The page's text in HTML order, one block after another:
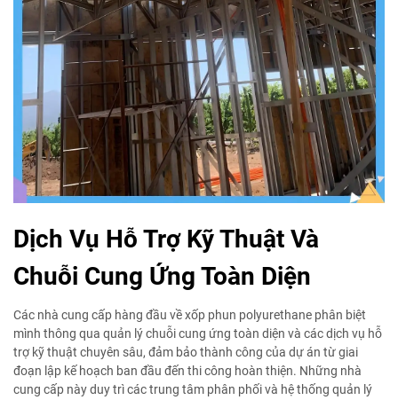
Dịch Vụ Hỗ Trợ Kỹ Thuật Và
Chuỗi Cung Ứng Toàn Diện
Các nhà cung cấp hàng đầu về xốp phun polyurethane phân biệt
mình thông qua quản lý chuỗi cung ứng toàn diện và các dịch vụ hỗ
trợ kỹ thuật chuyên sâu, đảm bảo thành công của dự án từ giai
đoạn lập kế hoạch ban đầu đến thi công hoàn thiện. Những nhà
cung cấp này duy trì các trung tâm phân phối và hệ thống quản lý